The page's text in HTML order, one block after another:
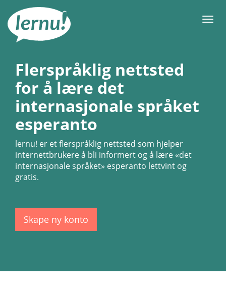
innholdet
Meny
Flerspråklig nettsted
for å lære det
internasjonale språket
esperanto
lernu! er et flerspråklig nettsted som hjelper
internettbrukere å bli informert og å lære «det
internasjonale språket» esperanto lettvint og
gratis.
Skape ny konto